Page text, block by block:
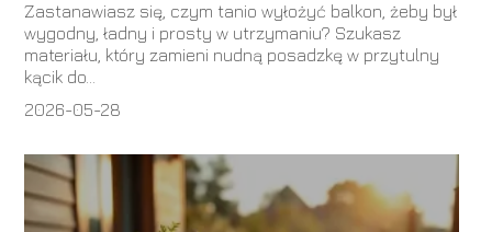
Zastanawiasz się, czym tanio wyłożyć balkon, żeby był
wygodny, ładny i prosty w utrzymaniu? Szukasz
materiału, który zamieni nudną posadzkę w przytulny
kącik do...
2026-05-28